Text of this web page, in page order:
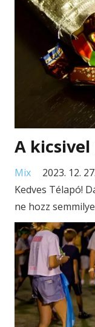
A
Mix
2023. 12. 27.
Kedves Télapó!
ne hozz